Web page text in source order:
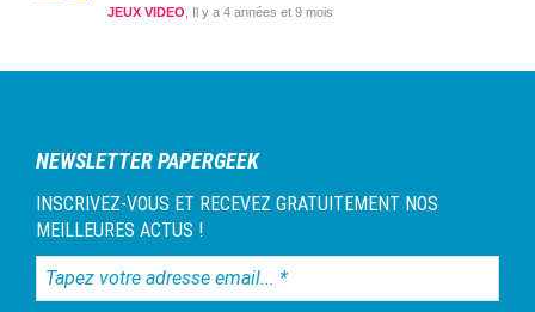
Il y a 4 années et 9 mois
JEUX VIDEO
NEWSLETTER PAPERGEEK
INSCRIVEZ-VOUS ET RECEVEZ GRATUITEMENT NOS
MEILLEURES ACTUS !
Tapez
votre